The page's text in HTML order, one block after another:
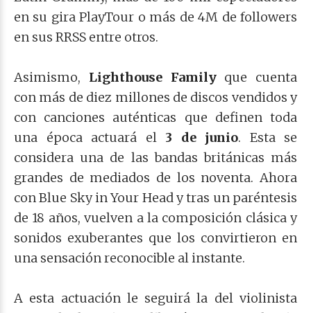
en su gira PlayTour o más de 4M de followers
en sus RRSS entre otros.
Asimismo, Lighthouse Familyque cuenta
con más de diez millones de discos vendidos y
con canciones auténticas que definen toda
una época actuará el 3 de junio. Esta se
considera una de las bandas británicas más
grandes de mediados de los noventa. Ahora
con Blue Sky in Your Head y tras un paréntesis
de 18 años, vuelven a la composición clásica y
sonidos exuberantes que los convirtieron en
una sensación reconocible al instante.
A esta actuación le seguirá la del violinista